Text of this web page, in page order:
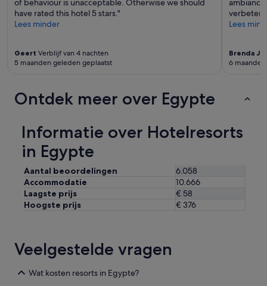
of behaviour is unacceptable. Otherwise we should
have rated this hotel 5 stars."
Lees minder
Geert Verblijf van 4 nachten
5 maanden geleden geplaatst
Lees
Brenda
6
Ontdek meer over Egypte
Informatie over Hotelresorts
in Egypte
Aantal beoordelingen
6.058
Accommodatie
10.666
Laagste prijs
€ 58
Hoogste prijs
€ 376
Veelgestelde vragen
Wat kosten resorts in Egypte?